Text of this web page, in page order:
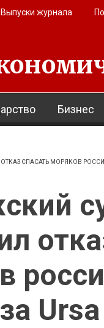
Выпуски журнала
Бизнес
СПАСАТЬ МОРЯКОВ